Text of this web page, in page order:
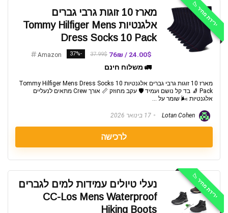
ירידת מחיר 📉
מארז 10 זוגות גרבי גברים
אלגנטיות Tommy Hilfiger Mens
Dress Socks 10 Pack
24.00$ / 76₪
37.99$
-37%
Amazon
🚛 משלוח חינם
מארז 10 זוגות גרבי גברים אלגנטיות Tommy Hilfiger Mens Dress Socks 10
Pack 🧦 בד קל נושם ועמיד 🛡️ עקב מחוזק 📏 אורך Crew מתאים לנעליים
אלגנטיות 🌬️ שומר על ...
17 בינואר 2026
לרכישה
ירידת מחיר 📉
נעלי טיולים עמידות למים לגברים
CC-Los Mens Waterproof
Hiking Boots